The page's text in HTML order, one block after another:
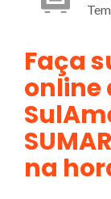
Faça
online
na